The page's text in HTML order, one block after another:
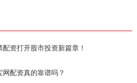
资打开股市投资新篇章！
配资真的靠谱吗？